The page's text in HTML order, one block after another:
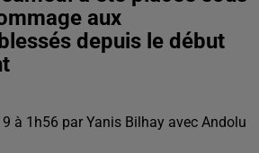
aux
depuis le début
à 1h56 par Yanis Bilhay avec Andolu